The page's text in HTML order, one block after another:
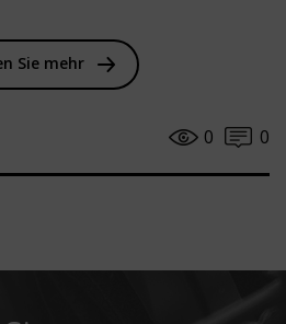
Sie mehr
0
0